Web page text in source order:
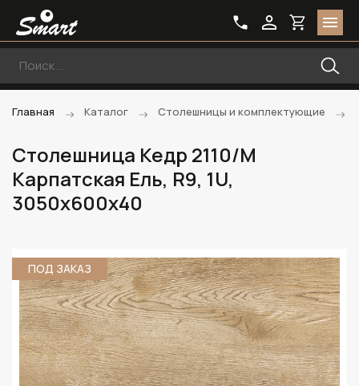
Главная Каталог Столешницы и комплектующие
Столешница Кедр 2110/M
Карпатская Ель, R9, 1U,
3050х600х40
ПОД ЗАКАЗ